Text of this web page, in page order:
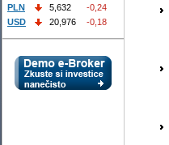
PLN
5,632
-0,24
USD
20,976 -0,18